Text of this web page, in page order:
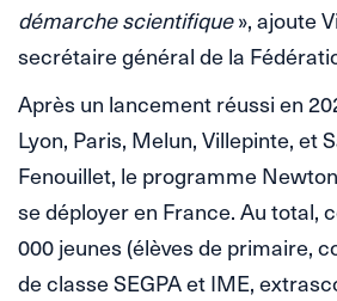
démarche scientifique», ajoute
secrétaire général de la
Après un lancement réussi en
Lyon, Paris, Melun, Villepinte, et
Fenouillet, le programme
se déployer en France. Au total,
000 jeunes (élèves de primaire,
de classe SEGPA et IME,